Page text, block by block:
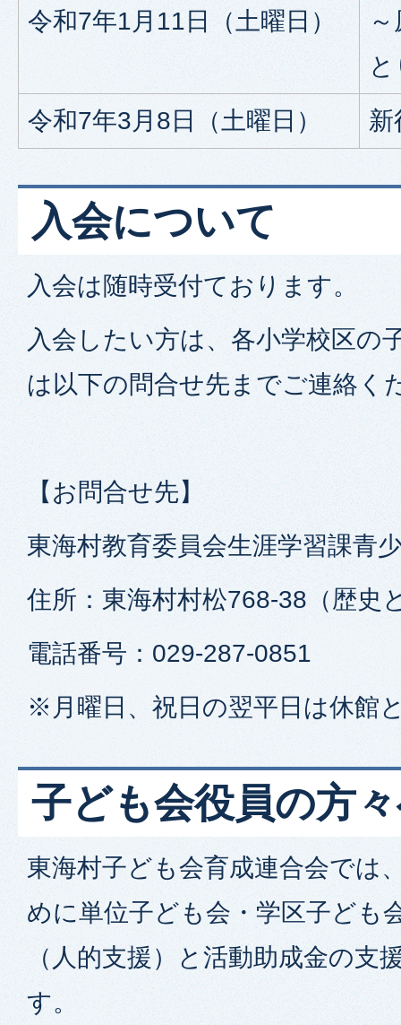
令和7年1月11日（土曜日）
令和7年3月8日（土曜日）
新
入会について
入会は随時受付ております。
入会したい方は、各小学校区の
は以下の問合せ先までご連絡く
【お問合せ先】
東海村教育委員会生涯学習課青
住所：東海村村松768-38（歴史
電話番号：029-287-0851
※月曜日、祝日の翌平日は休館
子ども会役員の方
東海村子ども会育成連合会では
めに単位子ども会・学区子ども
（人的支援）と活動助成金の支
す。